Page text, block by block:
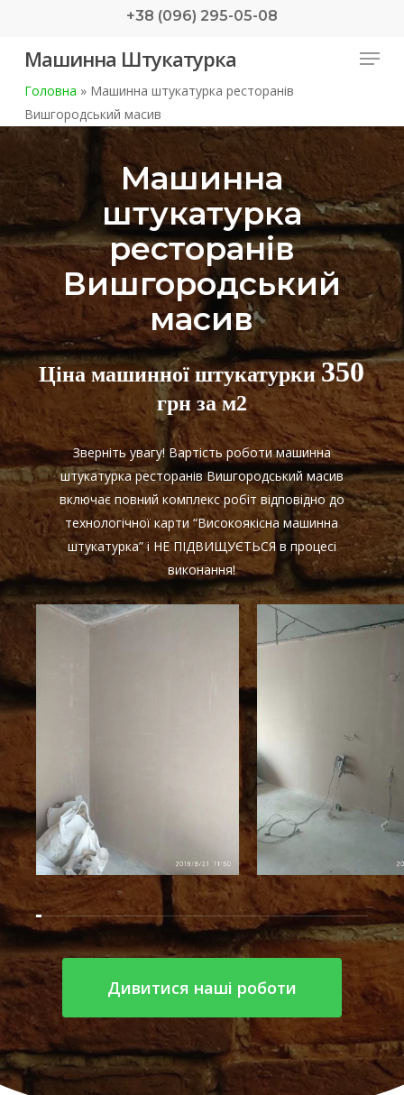
main
+38 (096) 295-05-08
Машинна Штукатурка Menu
Головна »Машинна штукатурка ресторанів
Вишгородський масив
Машинна
штукатурка
ресторанів
Вишгородський
масив
Ціна машинної штукатурки350
грн за м2
Зверніть увагу! Вартість роботи машинна
штукатурка ресторанів Вишгородський масив
включає повний комплекс робіт відповідно до
технологічної карти “Високоякісна машинна
штукатурка” і НЕ ПІДВИЩУЄТЬСЯ в процесі
виконання!
Дивитися наші роботи